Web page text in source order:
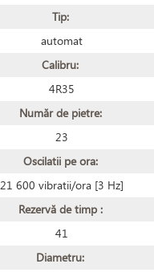
Tip:
automat
Calibru:
4R35
Număr de pietre:
23
Oscilatii pe ora:
21 600 vibratii/ora [3 Hz]
Rezervă de timp :
41
Diametru: